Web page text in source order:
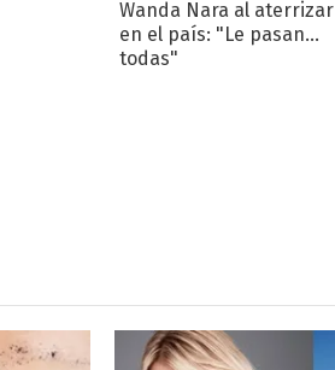
Wanda Nara al aterrizar
en el país: "Le pasan
todas"